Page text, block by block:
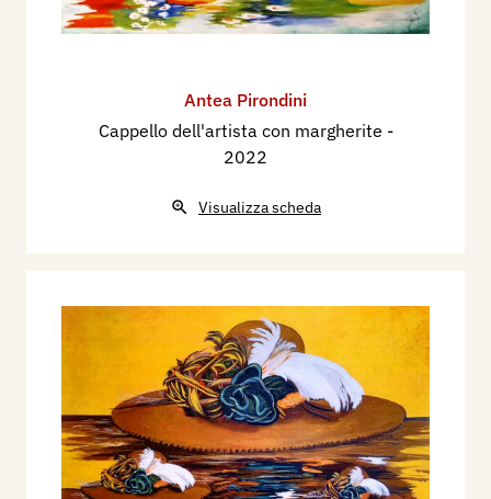
Antea Pirondini
Cappello dell'artista con margherite -
2022
Visualizza scheda